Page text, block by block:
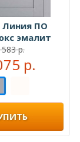
Линия ПО
эмалит
р.
р.